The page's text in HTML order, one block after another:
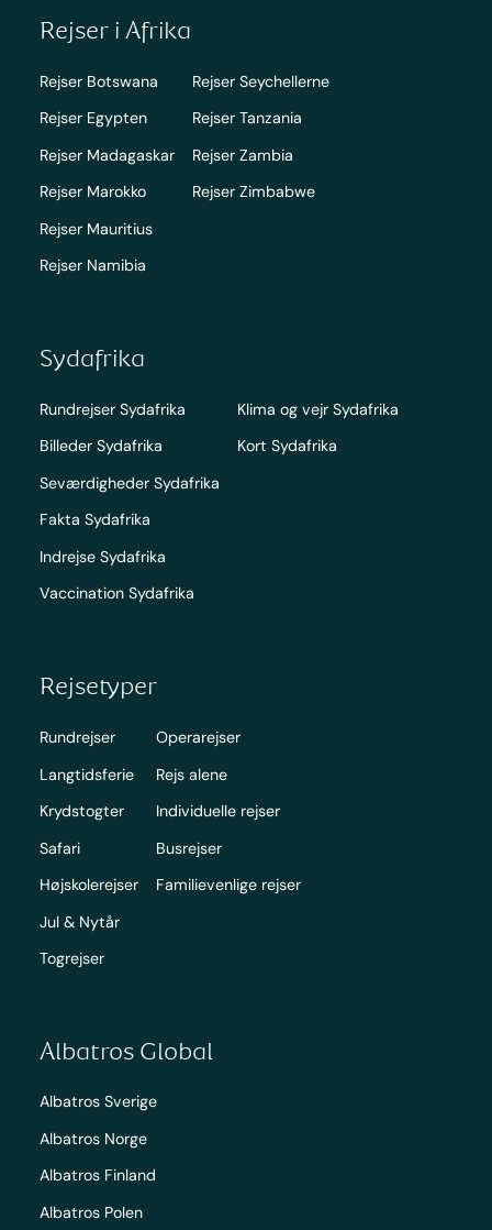
Rejser i Afrika
Rejser Botswana
Rejser Egypten
Rejser Madagaskar
Rejser Marokko
Rejser Mauritius
Rejser Namibia
Rejser Seychellerne
Rejser Tanzania
Rejser Zambia
Rejser Zimbabwe
Sydafrika
Rundrejser Sydafrika
Billeder Sydafrika
Seværdigheder Sydafrika
Fakta Sydafrika
Indrejse Sydafrika
Vaccination Sydafrika
Klima og vejr Sydafrika
Kort Sydafrika
Rejsetyper
Rundrejser
Langtidsferie
Krydstogter
Safari
Højskolerejser
Jul & Nytår
Togrejser
Operarejser
Rejs alene
Individuelle rejser
Busrejser
Familievenlige rejser
Albatros Global
Albatros Sverige
Albatros Norge
Albatros Finland
Albatros Polen